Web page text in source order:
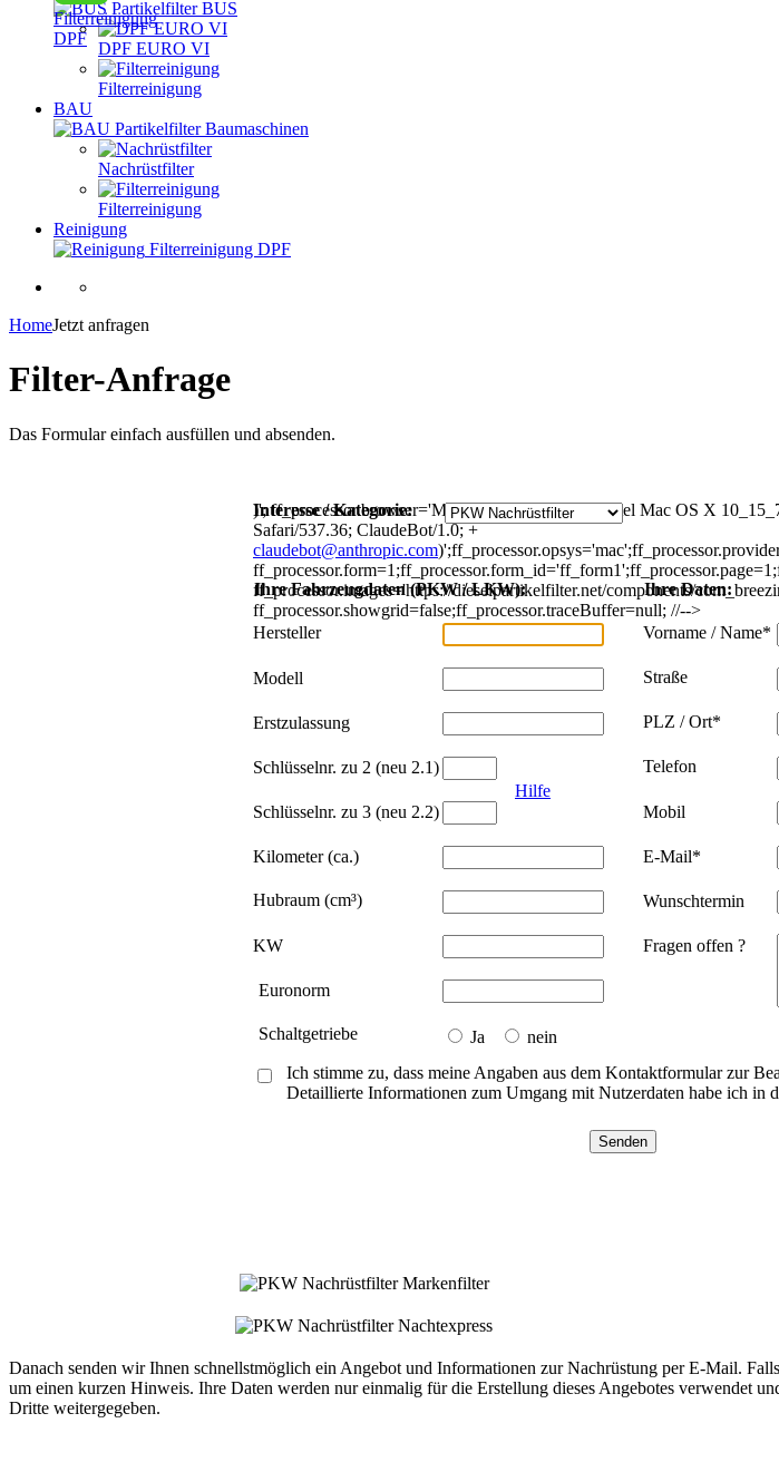
Filterreinigung
DPF
Partikelfilter BUS
DPF EURO VI
Filterreinigung
BAU
Partikelfilter Baumaschinen
Nachrüstfilter
Filterreinigung
Reinigung
Filterreinigung DPF
HomeJetzt anfragen
Filter-Anfrage
Das Formular einfach ausfüllen und absenden.
)'; ff_processor.browser='Mozilla/5.0 (Macintosh; Intel Mac OS X
Safari/537.36; ClaudeBot/1.0; +
claudebot@anthropic.com
ff_processor.images='https://dieselpartikelfilter.net/components/
ff_processor.showgrid=false;ff_processor.traceBuffer=null; //-->
Interesse / Kategorie:
Ihre Fahrzeugdaten (PKW / LKW): Ihre Daten:
Hersteller
Modell
Erstzulassung
Schlüsselnr. zu 2 (neu 2.1)
Hilfe
Schlüsselnr. zu 3 (neu 2.2)
Kilometer (ca.)
Hubraum (cm³)
KW
Euronorm
Schaltgetriebe nein
Ja
Vorname / Name*
Straße
PLZ / Ort*
Telefon
Mobil
E-Mail*
Wunschtermin
Fragen offen ?
Ich stimme zu, dass meine Angaben aus dem Kontaktformular zur
Detaillierte Informationen zum Umgang mit Nutzerdaten habe ich in
Danach senden wir Ihnen schnellstmöglich ein Angebot und Informationen zur Nachrüstung per E-Mail.
um einen kurzen Hinweis. Ihre Daten werden nur einmalig für die Erstellung dieses Angebotes verwendet
Dritte weitergegeben.